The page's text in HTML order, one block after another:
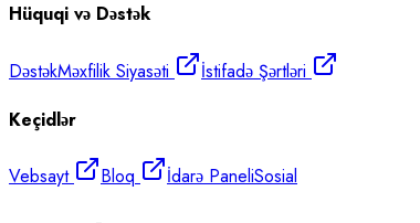
Hüquqi və Dəstək
DəstəkMəxfilik Siyasəti
İstifadə Şərtləri
Keçidlər
Vebsayt Bloq İdarə PaneliSosial